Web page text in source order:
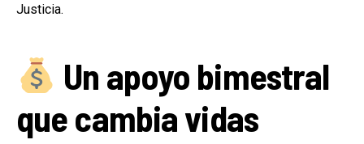
Justicia.
Un apoyo bimestral
que cambia vidas